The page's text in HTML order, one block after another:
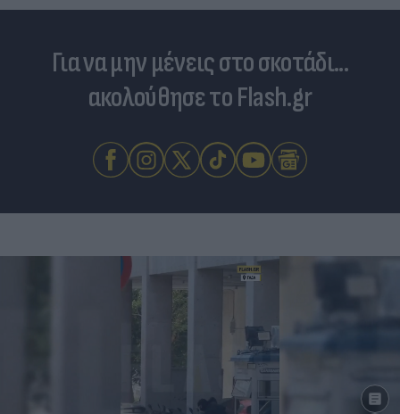
Για να μην μένεις στο σκοτάδι...
ακολούθησε το Flash.gr